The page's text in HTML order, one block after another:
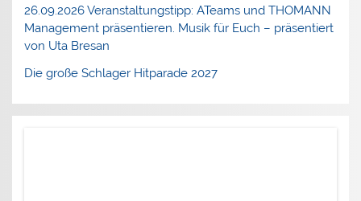
26.09.2026 Veranstaltungstipp: ATeams und THOMANN
Management präsentieren. Musik für Euch – präsentiert
von Uta Bresan
Die große Schlager Hitparade 2027